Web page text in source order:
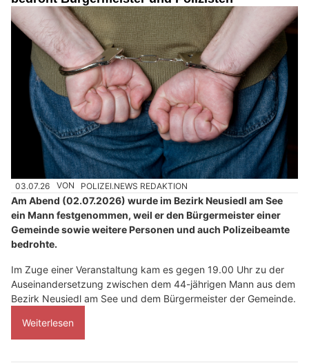
03.07.26 VON POLIZEI.NEWS REDAKTION
Am Abend (02.07.2026) wurde im Bezirk Neusiedl am See
ein Mann festgenommen, weil er den Bürgermeister einer
Gemeinde sowie weitere Personen und auch Polizeibeamte
bedrohte.
Im Zuge einer Veranstaltung kam es gegen 19.00 Uhr zu der
Auseinandersetzung zwischen dem 44-jährigen Mann aus dem
Bezirk Neusiedl am See und dem Bürgermeister der Gemeinde.
Weiterlesen